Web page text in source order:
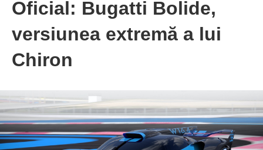
Oficial: Bugatti Bolide,
versiunea extremă a lui
Chiron